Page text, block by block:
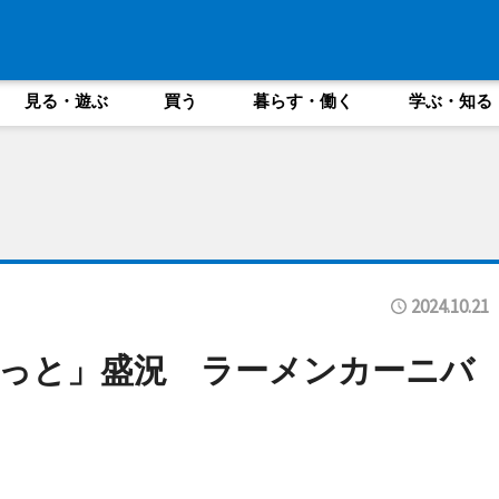
見る・遊ぶ 買う 暮らす・働く 学ぶ・知る
2024.10.21
と」盛況 ラーメンカーニバ